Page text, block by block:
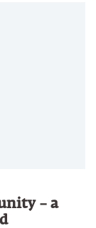
– a